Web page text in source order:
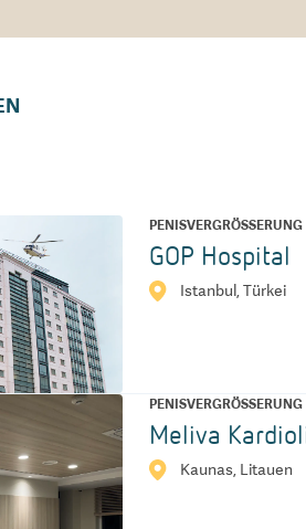
PENISVERGRÖSSERUNG
GOP Hospital
Istanbul, Türkei
PENISVERGRÖSSERUNG
Meliva
Kaunas, Litauen